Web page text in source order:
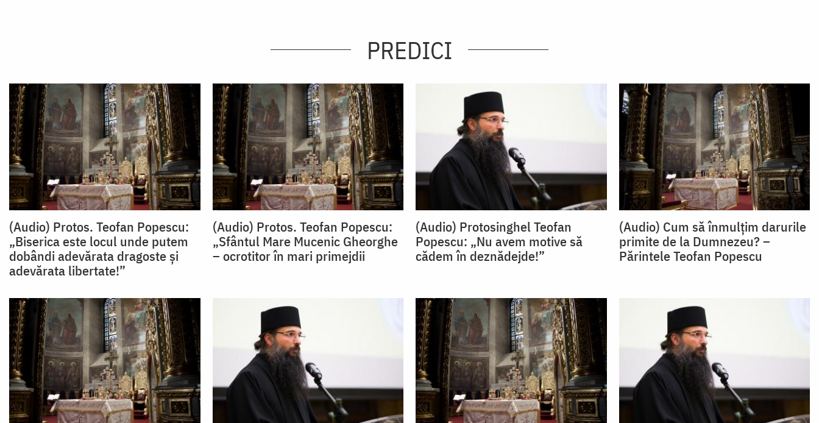
PREDICI
(Audio) Protos. Teofan Popescu:
„Biserica este locul unde putem
dobândi adevărata dragoste și
adevărata libertate!”
(Audio) Protos. Teofan Popescu:
„Sfântul Mare Mucenic Gheorghe
– ocrotitor în mari primejdii
(Audio) Protosinghel Teofan
Popescu: „Nu avem motive să
cădem în deznădejde!”
(Audio) Cum să înmulțim darurile
primite de la Dumnezeu? –
Părintele Teofan Popescu